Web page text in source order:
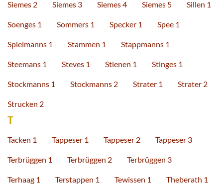
Siemes 2 Siemes 3 Siemes 4 Siemes 5 Sillen 1
Soenges 1 Sommers 1 Specker 1 Spee 1
Spielmanns 1 Stammen 1 Stappmanns 1
Steemans 1 Steves 1 Stienen 1 Stinges 1
Stockmanns 1 Stockmanns 2 Strater 1 Strater 2
Strucken 2
T
Tacken 1 Tappeser 1 Tappeser 2 Tappeser 3
Terbrüggen 1 Terbrüggen 2 Terbrüggen 3
Terhaag 1 Terstappen 1 Tewissen 1 Theberath 1